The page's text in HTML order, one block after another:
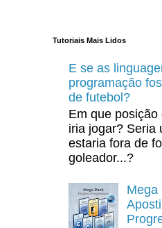
Tutoriais Mais Lidos
E se as
programação
de futebol?
Em que
iria jogar? Seria
estaria fora de
goleador...?
Mega